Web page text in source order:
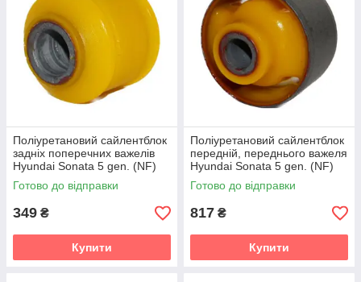
Поліуретановий сайлентблок
задніх поперечних важелів
Hyundai Sonata 5 gen. (NF)
Седан (2004-2009) v19
Готово до відправки
349 ₴
Купити
Поліуретановий сайлентблок
передній, переднього важеля
Hyundai Sonata 5 gen. (NF)
Седан (2004-2009) v19
Готово до відправки
817 ₴
Купити